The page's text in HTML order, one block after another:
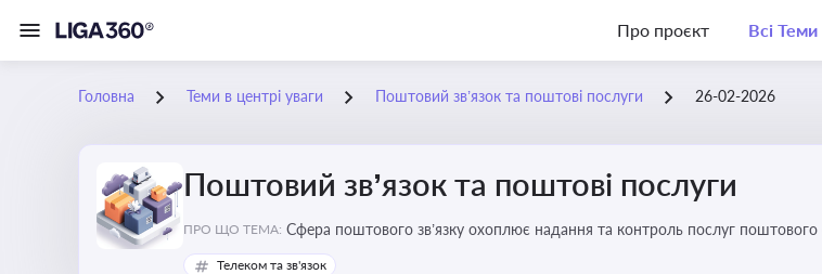
Про проєкт Всі Теми
Головна Теми в центрі уваги Поштовий зв’язок та поштові послуги 26-02-2026
Поштовий зв’язок та поштові послуги
ПРО ЩО ТЕМА: Сфера поштового зв’язку охоплює надання та контроль послуг
бізнесу та юристів це важливо для дотримання ліцензійних умов, участі в
Телеком та зв'язок